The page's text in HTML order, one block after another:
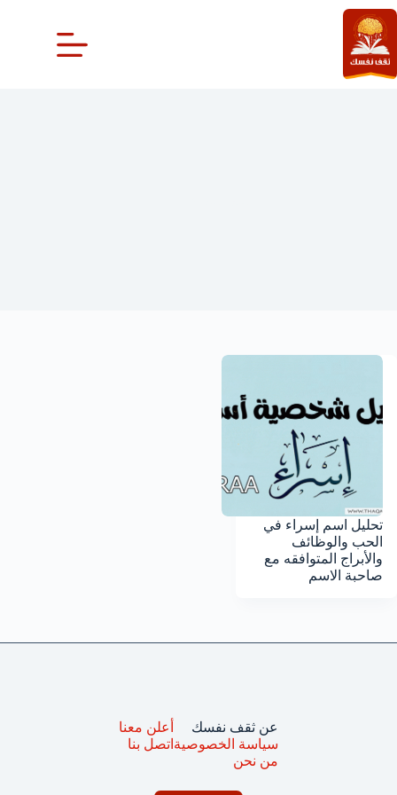
التجاوز
إلى
المحتوى
تحليل اسم إسراء في
الحب والوظائف
والأبراج المتوافقه مع
صاحبة الاسم
عن ثقف نفسك
سياسة الخصوصية
من نحن
أعلن معنا
اتصل بنا